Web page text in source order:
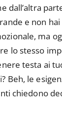
dall’altra
e non
ma
lo stesso
testa ai
Beh, le
chiedono